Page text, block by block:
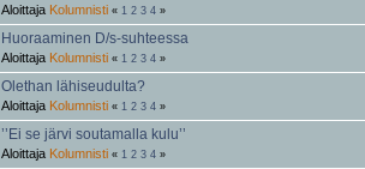
Aloittaja Kolumnisti « 1 2 3 4 »
Huoraaminen D/s-suhteessa
Aloittaja Kolumnisti « 1 2 3 4 »
Olethan lähiseudulta?
Aloittaja Kolumnisti « 1 2 3 4 »
’’Ei se järvi soutamalla kulu’’
Aloittaja Kolumnisti « 1 2 3 4 »